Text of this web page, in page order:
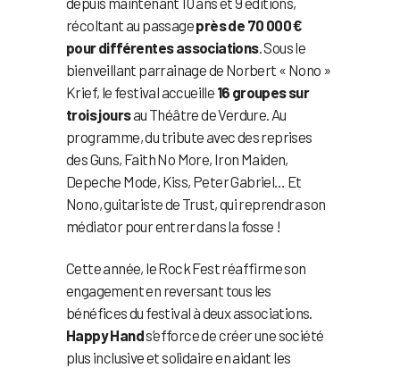
récoltant au passageprès de 70 000 €
pour différentes associations. Sous le
bienveillant parrainage de Norbert « Nono »
Krief, le festival accueille 16 groupes sur
trois joursau Théâtre de Verdure. Au
programme, du tribute avec des reprises
des Guns, Faith No More, Iron Maiden,
Depeche Mode, Kiss, Peter Gabriel… Et
Nono, guitariste de Trust, qui reprendra son
médiator pour entrer dans la fosse !
Cette année, le Rock Fest réaffirme son
engagement en reversant tous les
bénéfices du festival à deux associations.
Happy Hands’efforce de créer une société
plus inclusive et solidaire en aidant les